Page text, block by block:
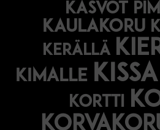
Kasvot
kaulakoru
kerällä
kimalle kissa
kortti